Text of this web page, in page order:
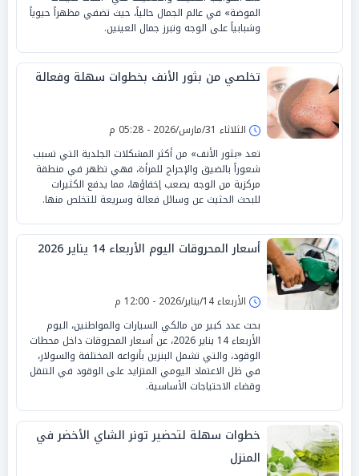
الموضة» في عالم الجمال حالياً، حيث تضفي مظهراً حيوياً
وشبابياً على الوجه وتبرز جمال العينين.
تخلصي من بثور الأنف بخطوات سهلة وفعالة
الثلاثاء 31/مارس/2026 - 05:28 م
تعد «بثور الأنف» من أكثر المشكلات الجلدية التي تسبب
شعوراً بالضيق والإحراج للمرأة، فهي تظهر في منطقة
مركزية من الوجه يصعب إخفاؤها، مما يدفع الكثيرات
للبحث الحثيث عن وسائل فعالة وسريعة للتخلص منها.
أسعار المحروقات اليوم الأربعاء 14 يناير 2026
الأربعاء 14/يناير/2026 - 12:00 م
بحث عدد كبير من مالكي السيارات والمواطنين، اليوم
الأربعاء 14 يناير 2026، عن أسعار المحروقات داخل محطات
الوقود، والتي تشمل البنزين بأنواعه المختلفة والسولار،
في ظل الاعتماد اليومي المتزايد على الوقود في التنقل
وقضاء الاحتياجات الأساسية.
خطوات سهلة لتحضير تونر الشاي الأخضر في
المنزل